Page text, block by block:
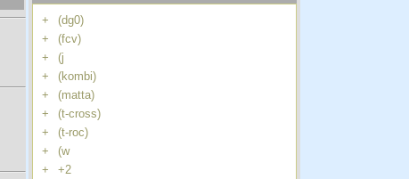
+
(dg0)
+
(fcv)
+
(j
+
(kombi)
+
(matta)
+
(t-cross)
+
(t-roc)
+
(w
+
+2